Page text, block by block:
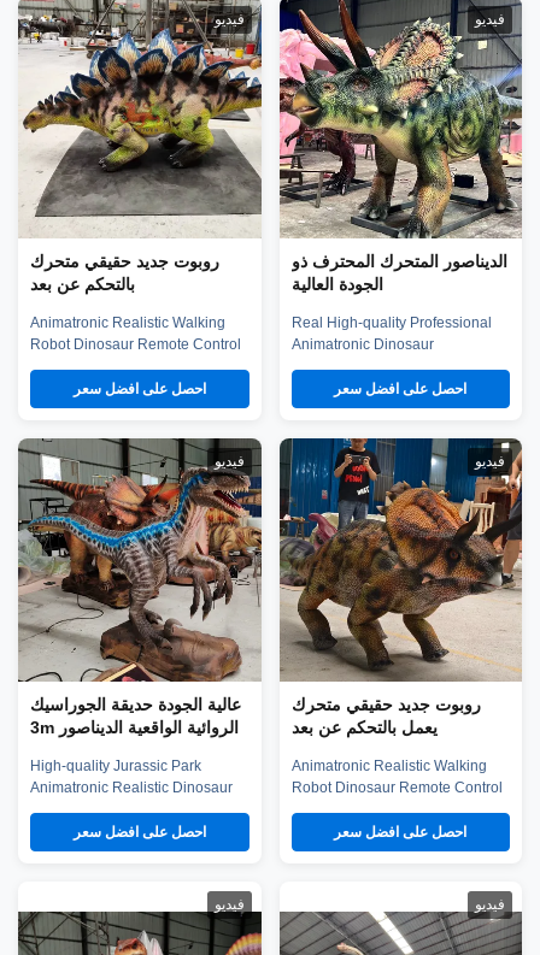
standerd steel, durable motors
and elastic fiber silicone skin.
Waterproof, resistant to high
temperatures and strong winds,
and uvioresistant. A ...
motors and elastic fiber silicone
skin. Waterproof, resistant to high
temperatures and strong winds,
and uvioresistant. A ...
المتحرك المحترف ذو
الجودة العالية
Real High-quality Professional
Animatronic Dinosaur
Triceratops 6m Model Product
description Our animatronic
dinos adopt high density
motors and elastic fiber silicone
skin. Waterproof, resistant to
temperatures and strong winds,
and uvioresistant. A ...
احصل على افضل سعر
فيديو
روبوت جديد حقيقي متحرك
بالتحكم عن بعد
Animatronic Realistic Walking
Robot Dinosaur Remote Control
Product Description Our robot
dino adopts Unitree Go2 robot
dog, and skin can be easily took
dinosaur, and the individual skins
are all for sale. It has auto
movements such as blinking,
opening mouth and ...
احصل على افضل سعر
فيديو
روبوت جديد حقيقي متحرك
يعمل بالتحكم عن بعد
Animatronic Realistic Walking
Robot Dinosaur Remote Control
Product Description Our robot
dino adopts Unitree Go2 robot
dog, and skin can be easily took
dinosaur, and the individual
are all for sale. It has auto
movements such as blinking,
احصل على افضل سعر
فيديو
عالية الجودة حديقة الجوراسيك
الروائية الواقعية الديناصور 3m
High-quality Jurassic Park
Animatronic Realistic Dinosaur
3m Velociraptor Product
description Our animatronic
dinos adopt high density sponge,
motors and elastic fiber silicone
skin. Waterproof, resistant to high
temperatures and strong winds,
احصل على افضل سعر